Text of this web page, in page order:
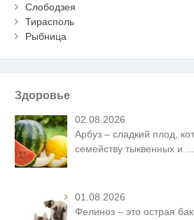
Слободзея
Тирасполь
Рыбница
Здоровье
02.08.2026
Арбуз – сладкий плод,
семейству тыквенных и
01.08.2026
Фелиноз – это острая